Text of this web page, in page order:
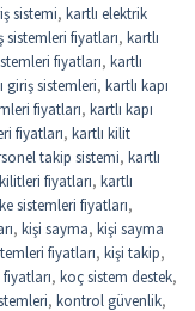
sistemi, kartlı elektrik
sistemleri fiyatları, kartlı
fiyatları, kartlı
giriş sistemleri, kartlı kapı
fiyatları, kartlı kapı
fiyatları, kartlı kilit
takip sistemi, kartlı
fiyatları, kartlı
sistemleri fiyatları,
, kişi sayma, kişi sayma
fiyatları, kişi takip,
, koç sistem destek,
, kontrol güvenlik,